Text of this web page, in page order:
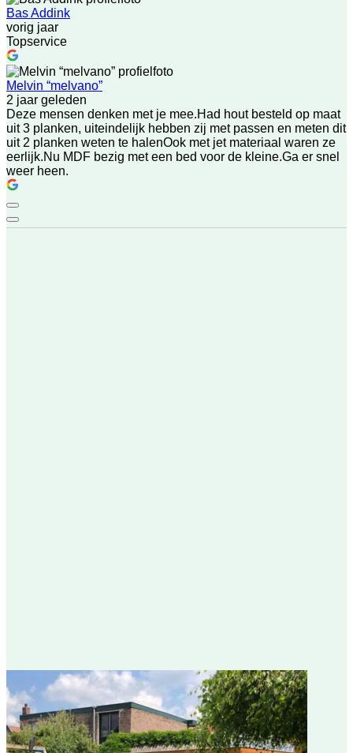
Bas Addink
vorig jaar
Topservice
Melvin “melvano”
2 jaar geleden
Deze mensen denken met je mee.Had hout besteld op maat
uit 3 planken, uiteindelijk hebben zij met passen en meten dit
uit 2 planken weten te halenOok met jet materiaal waren ze
eerlijk.Nu MDF bezig met een bed voor de kleine.Ga er snel
weer heen.